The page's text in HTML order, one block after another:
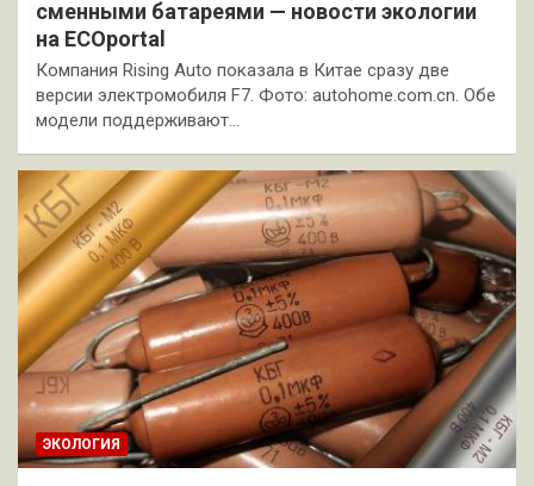
сменными батареями — новости экологии
на ECOportal
Компания Rising Auto показала в Китае сразу две
версии электромобиля F7. Фото: autohome.com.cn. Обе
модели поддерживают…
ЭКОЛОГИЯ